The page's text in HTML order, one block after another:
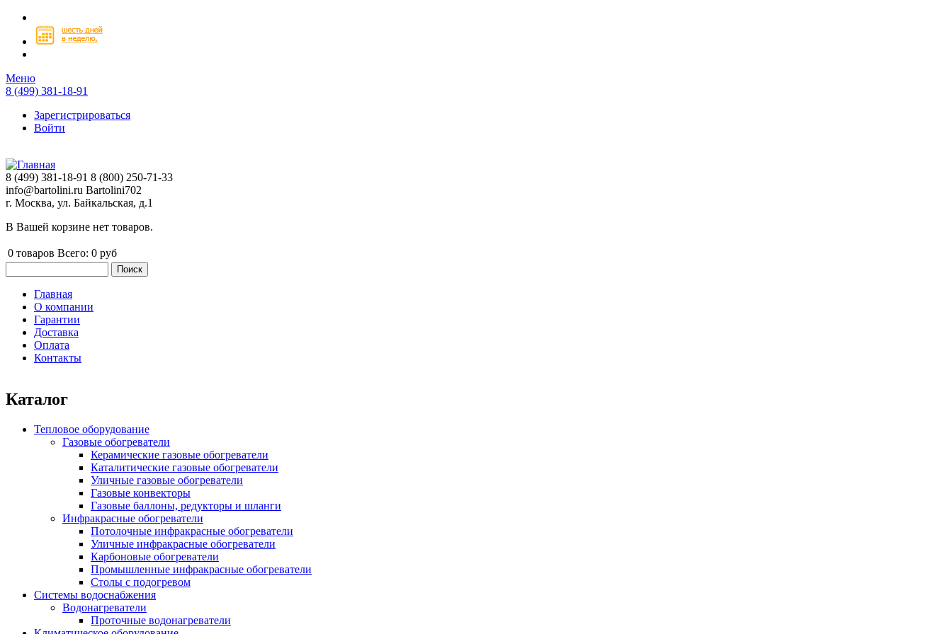
Перейти к основному содержанию
Меню
8 (499) 381-18-91
Зарегистрироваться
Войти
8 (499) 381-18-91 8 (800) 250-71-33
info@bartolini.ru Bartolini702
г. Москва, ул. Байкальская, д.1
В Вашей корзине нет товаров.
0 товаров Всего: 0 руб
Главное меню
Главная
О компании
Гарантии
Доставка
Оплата
Контакты
Каталог
Тепловое оборудование
Газовые обогреватели
Керамические газовые обогреватели
Каталитические газовые обогреватели
Уличные газовые обогреватели
Газовые конвекторы
Газовые баллоны, редукторы и шланги
Инфракрасные обогреватели
Потолочные инфракрасные обогреватели
Уличные инфракрасные обогреватели
Карбоновые обогреватели
Промышленные инфракрасные обогреватели
Столы с подогревом
Системы водоснабжения
Водонагреватели
Проточные водонагреватели